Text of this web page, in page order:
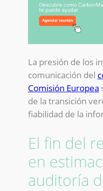
La presión de los
comunicación del
Comisión Europea
de la transición
fiabilidad de la
El fin del
en
auditoría